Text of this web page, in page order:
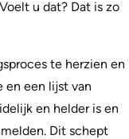
u dat? Dat is zo
te herzien en
en een lijst van
en helder is en
Dit schept